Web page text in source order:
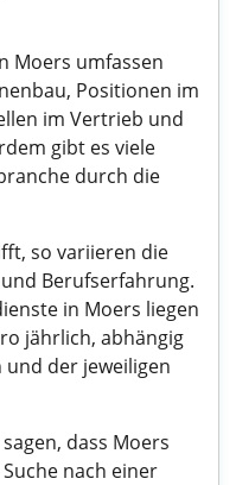
Moers umfassen
Positionen im
im Vertrieb und
gibt es viele
durch die
so variieren die
Berufserfahrung.
in Moers liegen
jährlich, abhängig
der jeweiligen
dass Moers
nach einer